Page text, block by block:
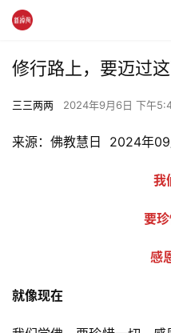
修行路上，要迈过
三三两两 2024年9月6日 下午
来源：佛教慧日  2024年
我
要珍
感
就像现在